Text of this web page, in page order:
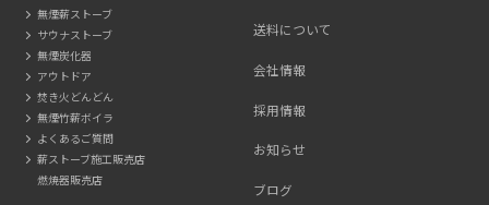
無煙薪ストーブ
サウナストーブ
無煙炭化器
アウトドア
焚き火どんどん
無煙竹薪ボイラ
よくあるご質問
薪ストーブ施工販売店
燃焼器販売店
送料について
会社情報
採用情報
お知らせ
ブログ